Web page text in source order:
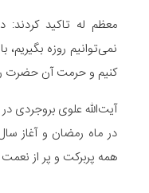
معظم له تاکید کردند:
نمی‌توانیم روزه بگیریم،
کنیم و حرمت آن حضرت
آیت‌الله علوی بروجردی
در ماه رمضان و آغاز
همه پربرکت و پر از